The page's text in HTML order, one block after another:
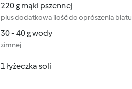
220 g mąki pszennej
plus dodatkowa ilość do oprószenia blatu
30 - 40 g wody
zimnej
1 łyżeczka soli